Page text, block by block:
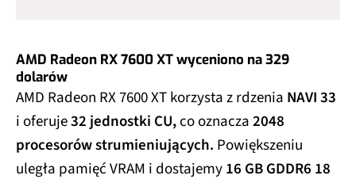
AMD Radeon RX 7600 XT wyceniono na 329
dolarów
AMD Radeon RX 7600 XT korzysta z rdzenia NAVI 33
i oferuje32 jednostki CU,co oznacza2048
procesorów strumieniujących. Powiększeniu
uległa pamięć VRAM i dostajemy16 GB GDDR6 18